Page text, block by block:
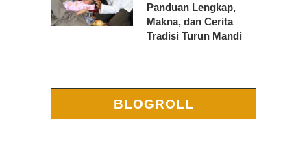
Panduan Lengkap,
Makna, dan Cerita
Tradisi Turun Mandi
BLOGROLL